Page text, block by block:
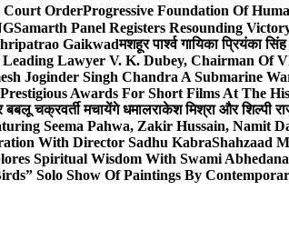
Court OrderProgressive Foundation Of
Samarth Panel Registers Resounding
Gaikwadमशहूर पार्श्व गायिका प्रियंका
Leading Lawyer V. K. Dubey, Chairman Of
Joginder Singh Chandra A Submarine
Awards For Short Films At The
बबलू चक्रवर्ती मचायेंगे धमालराकेश मिश्रा और शिल्पी
Seema Pahwa, Zakir Hussain, Namit
With Director Sadhu KabraShahzaad
Spiritual Wisdom With Swami
Solo Show Of Paintings By